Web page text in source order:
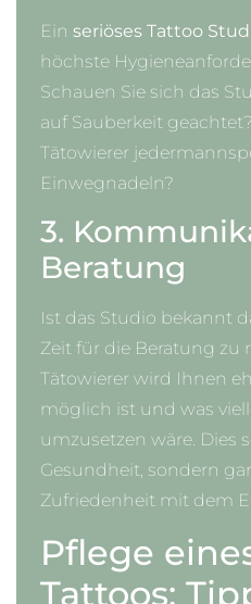
Einseriöses Tattoo
höchste
Schauen Sie sich das
auf Sauberkeit
Tätowierer
Einwegnadeln?
3.
Beratung
Ist das Studio bekannt
Zeit für die Beratung zu
Tätowierer wird Ihnen
möglich ist und was
umzusetzen wäre. Dies
Gesundheit, sondern
Zufriedenheit mit dem
Pflege
Tattoos: